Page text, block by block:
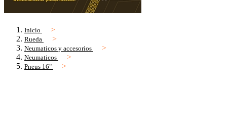
Inicio
Rueda
Neumaticos y accesorios
Neumaticos
Pneus 16"